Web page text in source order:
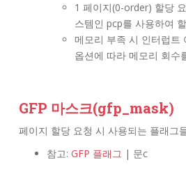
1 페이지(0-order) 할당
스템인 pcp를 사용하여
메모리 부족 시 인터럽트
옵션에 따라 메모리 회수
GFP 마스크(gfp_mask)
페이지 할당 요청 시 사용되는 플래그
참고: GFP 플래그 | 문c